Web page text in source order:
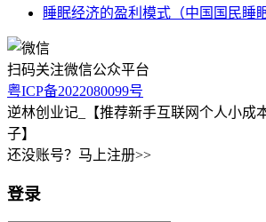
睡眠经济的盈利模式（中国国民睡
扫码关注微信公众平台
粤ICP备2022080099号
逆林创业记_【推荐新手互联网个人小成
子】
还没账号？马上注册>>
登录